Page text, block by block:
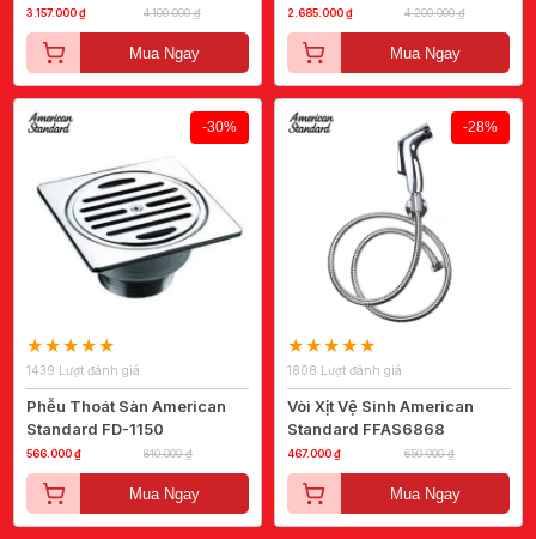
3.157.000 ₫ 4.100.000 ₫
Mua Ngay
2.685.000 ₫ 4.200.000 ₫
Mua Ngay
-30%
1439 Lượt đánh giá
Phễu Thoát Sàn American
Standard FD-1150
566.000 ₫ 810.000 ₫
Mua Ngay
-28%
1808 Lượt đánh giá
Vòi Xịt Vệ Sinh American
Standard FFAS6868
467.000 ₫ 650.000 ₫
Mua Ngay